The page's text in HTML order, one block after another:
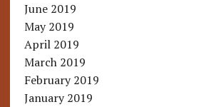
June 2019
May 2019
April 2019
March 2019
February 2019
January 2019